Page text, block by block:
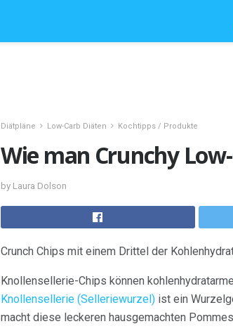
Diätpläne Low-Carb Diäten Kochtipps / Produkte
Wie man Crunchy
by Laura Dolson
Crunch Chips mit einem Drittel der
Knollensellerie-Chips können kohlenhydratarme
Knollensellerie (Selleriewurzel) ist ein
macht diese leckeren hausgemachten